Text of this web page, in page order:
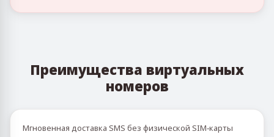
Преимущества виртуальных
номеров
Мгновенная доставка SMS без физической SIM‑карты